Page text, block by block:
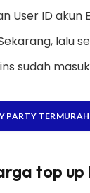
User ID akun
lalu
sudah
PARTY TERMURAH
top up